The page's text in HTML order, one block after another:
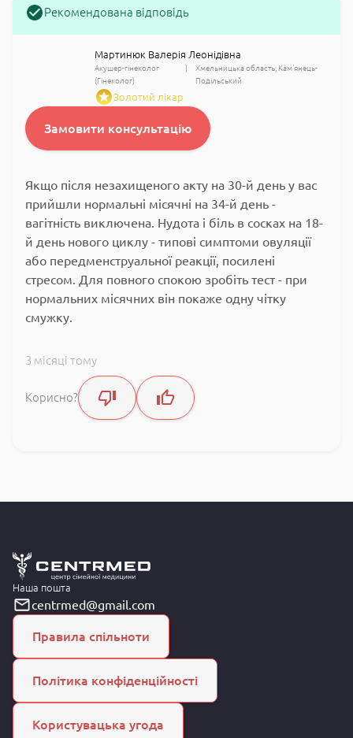
Рекомендована відповідь
Мартинюк Валерія Леонідівна
Акушер-гінеколог
(Гінеколог)
Хмельницька область Кам'янець-
Подільський
Золотий лікар
Замовити консультацію
Якщо після незахищеного акту на 30-й день у вас
прийшли нормальні місячні на 34-й день -
вагітність виключена. Нудота і біль в сосках на 18-
й день нового циклу - типові симптоми овуляції
або передменструальної реакції, посилені
стресом. Для повного спокою зробіть тест - при
нормальних місячних він покаже одну чітку
смужку.
3 місяці тому
Корисно?
Наша пошта
centrmed@gmail.com
Правила спільноти
Політика конфіденційності
Користувацька угода